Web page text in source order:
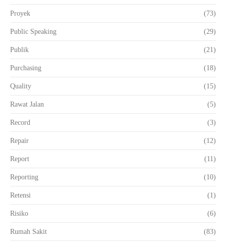
Proyek (73)
Public Speaking (29)
Publik (21)
Purchasing (18)
Quality (15)
Rawat Jalan (5)
Record (3)
Repair (12)
Report (11)
Reporting (10)
Retensi (1)
Risiko (6)
Rumah Sakit (83)